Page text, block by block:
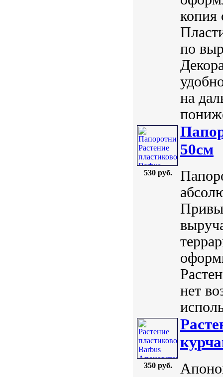
копия
по
на
530 руб.
50см
нет
350 руб.